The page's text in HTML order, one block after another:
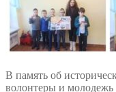
В память об
волонтеры и молодежь